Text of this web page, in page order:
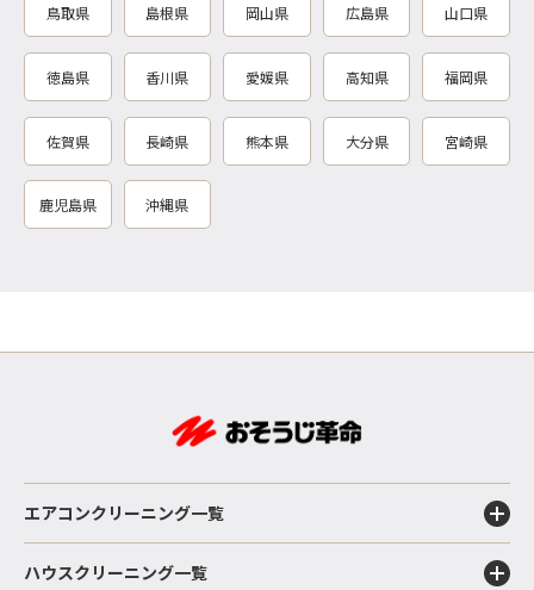
鳥取県 島根県 岡山県 広島県 山口県
徳島県 香川県 愛媛県 高知県 福岡県
佐賀県 長崎県 熊本県 大分県 宮崎県
鹿児島県 沖縄県
エアコンクリーニング一覧
ハウスクリーニング一覧